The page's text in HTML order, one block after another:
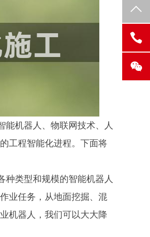
能机器人、物联网技术、人
工程智能化进程。下面将
种类型和规模的智能机器人
业任务，从地面挖掘、混
机器人，我们可以大大降